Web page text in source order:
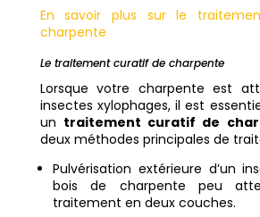
En savoir plus sur le
charpente
Le traitement curatif de charpente
Lorsque votre charpente est
insectes xylophages, il est
un traitement curatif de
deux méthodes principales de
Pulvérisation extérieure d’un
bois de charpente peu
traitement en deux couches.